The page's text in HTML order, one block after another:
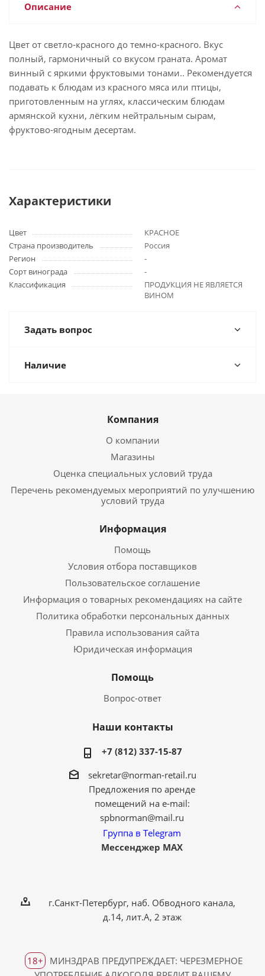
Описание
Цвет от светло-красного до темно-красного. Вкус
полный, гармоничный со вкусом граната. Аромат
винный с яркими фруктовыми тонами.. Рекомендуется
подавать к блюдам из красного мяса или птицы,
приготовленным на углях, классическим блюдам
армянской кухни, лёгким нейтральным сырам,
фруктово-ягодным десертам.
Характеристики
Цвет
КРАСНОЕ
Страна производитель
Россия
Регион
-
Сорт винограда
-
Классификация
ПРОДУКЦИЯ НЕ ЯВЛЯЕТСЯ
ВИНОМ
Задать вопрос
Наличие
Компания
О компании
Магазины
Оценка специальных условий труда
Перечень рекомендуемых мероприятий по улучшению
условий труда
Информация
Помощь
Условия отбора поставщиков
Пользовательское соглашение
Информация о товарных рекомендациях на сайте
Политика обработки персональных данных
Правила использования сайта
Юридическая информация
Помощь
Вопрос-ответ
Наши контакты
+7 (812) 337-15-87
sekretar@norman-retail.ru
Предложения по аренде
помещений на e-mail:
spbnorman@mail.ru
Группа в Telegram
Мессенджер MAX
г.Санкт-Петербург, наб. Обводного канала,
д.14, лит.А, 2 этаж
18+
МИНЗДРАВ ПРЕДУПРЕЖДАЕТ: ЧЕРЕЗМЕРНОЕ